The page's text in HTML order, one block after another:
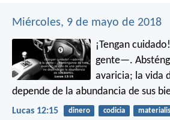
Miércoles, 9 de mayo de 2018
¡Tengan
gente—.
avaricia; la vida
depende de la abundancia de sus
Lucas 12:15 dinero codicia